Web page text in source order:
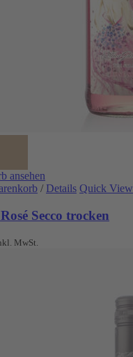
ansehen
/ Details Quick View
Secco trocken
MwSt.